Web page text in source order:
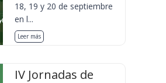
18, 19 y 20 de septiembre
en l...
Leer más
IV Jornadas de